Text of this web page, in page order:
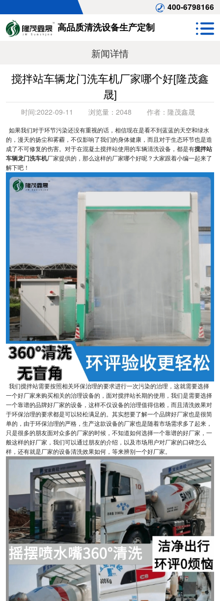
400-6798166
高品质清洗设备生产定制
新闻详情
搅拌站车辆龙门洗车机厂家哪个好[隆茂鑫
晟]
时间:2022-09-11 浏览量： 2048 作者： 隆茂鑫晟
如果我们对于环节污染还没有重视的话，相信现在是看不到蓝蓝的天空和绿水
的，漫天的扬尘和雾霾，不仅影响了我们的身体健康，而且对于生态环节也是造
成了不可修复的伤害。对于在混凝土搅拌站使用的车辆清洗设备，都是有搅拌站
车辆龙门洗车机厂家提供的，那么这样的厂家哪个好呢？大家跟着小编一起来了
解下吧！
我们搅拌站需要按照相关环保治理的要求进行一次污染的治理，这就需要选择
一个好厂家来购买相关的治理设备的，面对搅拌站长期的使用，我们是需要选择
一个靠谱的品牌好厂家的设备，这样不仅设备的治理值得信赖，而且清洗效果对
于环保治理的要求都是可以轻松满足的。其实想要了解一个品牌好厂家也是很简
单的，由于环保治理的严格，生产这款设备的厂家也是随着市场需求多了起来，
只是很多的朋友面对众多的厂家的时候，不知道如何选择一个靠谱的好厂家，一
般这样的好厂家，我们可以通过朋友的介绍，以及市场用户对厂家的口碑怎么
样，还有就是厂家的设备清洗效果如何，等来辨别一个好厂家。